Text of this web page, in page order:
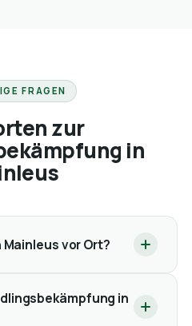
FRAGEN
zur
in
vor Ort?
in